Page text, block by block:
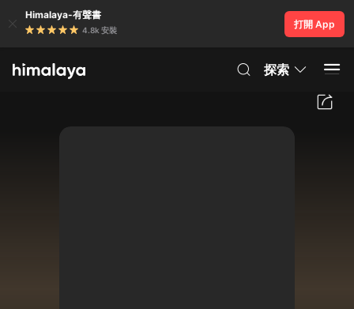
Himalaya-有聲書
4.8k 安裝
打開 App
探索